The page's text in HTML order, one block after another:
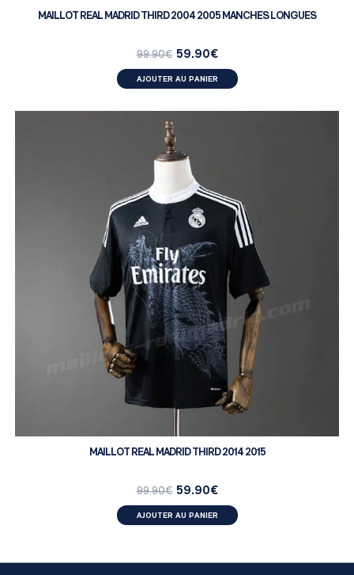
MAILLOT REAL MADRID THIRD 2004 2005 MANCHES LONGUES
99.90€ 59.90€
AJOUTER AU PANIER
MAILLOT REAL MADRID THIRD 2014 2015
99.90€ 59.90€
AJOUTER AU PANIER